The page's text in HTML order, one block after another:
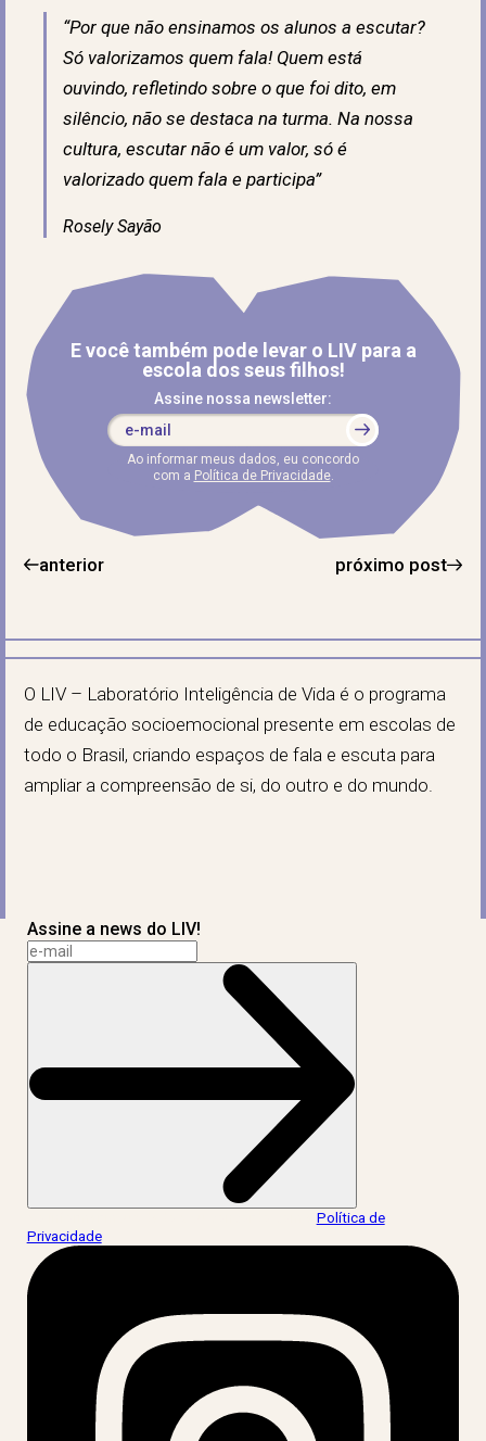
“Por que não ensinamos os alunos a escutar?
Só valorizamos quem fala! Quem está
ouvindo, refletindo sobre o que foi dito, em
silêncio, não se destaca na turma. Na nossa
cultura, escutar não é um valor, só é
valorizado quem fala e participa”
Rosely Sayão
E você também pode levar o LIV para a
escola dos seus filhos!
Assine nossa newsletter:
Ao informar meus dados, eu concordo
com a Política de Privacidade.
anterior próximo post
O LIV – Laboratório Inteligência de Vida é o programa
de educação socioemocional presente em escolas de
todo o Brasil, criando espaços de fala e escuta para
ampliar a compreensão de si, do outro e do mundo.
Assine a news do LIV!
Política de
Privacidade.